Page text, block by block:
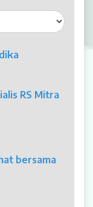
RS Mitra
bersama